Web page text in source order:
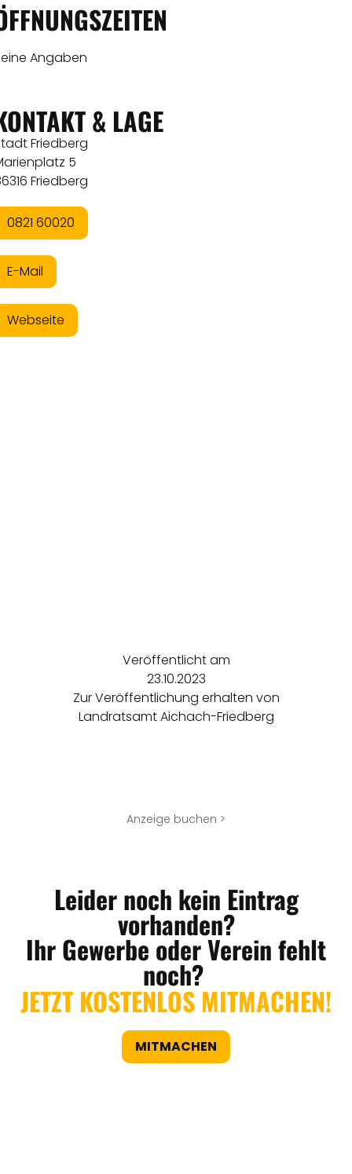
Angaben
& LAGE
Friedberg
5
Friedberg
0821 60020
E-Mail
Webseite
Veröffentlicht am
23.10.2023
Zur Veröffentlichung erhalten von
Landratsamt Aichach-Friedberg
Anzeige buchen >
Leider noch kein Eintrag
vorhanden?
Ihr Gewerbe oder Verein fehlt
noch?
JETZT KOSTENLOS MITMACHEN!
MITMACHEN